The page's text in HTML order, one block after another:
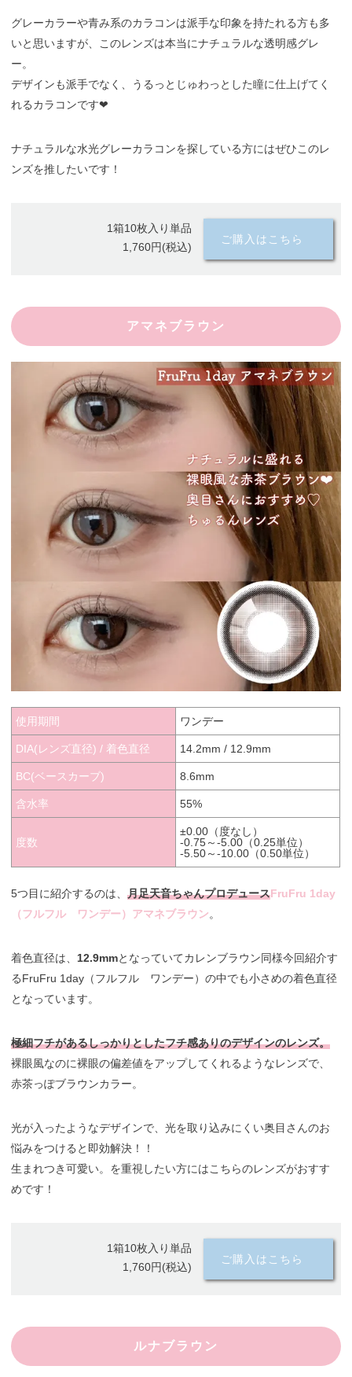
グレーカラーや青み系のカラコンは派手な印象を持たれる方も多
いと思いますが、このレンズは本当にナチュラルな透明感グレ
ー。
デザインも派手でなく、うるっとじゅわっとした瞳に仕上げてく
れるカラコンです❤︎
ナチュラルな水光グレーカラコンを探している方にはぜひこのレ
ンズを推したいです！
1箱10枚入り単品
1,760円(税込)
ご購入はこちら
アマネブラウン
使用期間 ワンデー
DIA(レンズ直径) / 着色直径 14.2mm / 12.9mm
BC(ベースカーブ) 8.6mm
含水率 55%
度数
±0.00（度なし）
-0.75～-5.00（0.25単位）
-5.50～-10.00（0.50単位）
5つ目に紹介するのは、月足天音ちゃんプロデュースFruFru 1day
（フルフル ワンデー）アマネブラウン。
着色直径は、 12.9mmとなっていてカレンブラウン同様今回紹介す
るFruFru 1day（フルフル ワンデー）の中でも小さめの着色直径
となっています。
極細フチがあるしっかりとしたフチ感ありのデザインのレンズ。
裸眼風なのに裸眼の偏差値をアップしてくれるようなレンズで、
赤茶っぽブラウンカラー。
光が入ったようなデザインで、光を取り込みにくい奥目さんのお
悩みをつけると即効解決！！
生まれつき可愛い。を重視したい方にはこちらのレンズがおすす
めです！
1箱10枚入り単品
1,760円(税込)
ご購入はこちら
ルナブラウン